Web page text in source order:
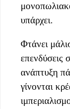
υπάρχει.
Φτάνει
επενδύσεις
ανάπτυξη
γίνονται